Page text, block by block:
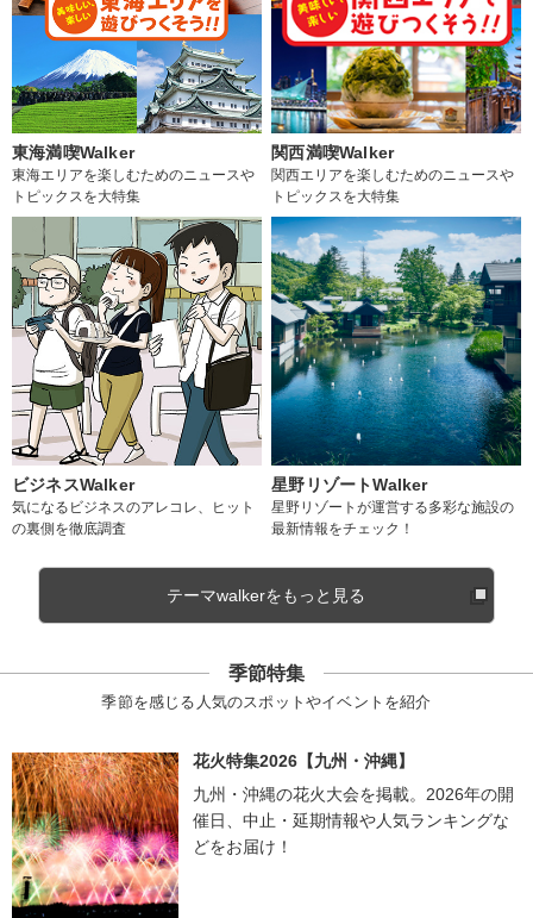
東海満喫Walker
東海エリアを楽しむためのニュースや
トピックスを大特集
関西満喫Walker
関西エリアを楽しむためのニュースや
トピックスを大特集
ビジネスWalker
気になるビジネスのアレコレ、ヒット
の裏側を徹底調査
星野リゾートWalker
星野リゾートが運営する多彩な施設の
最新情報をチェック！
テーマwalkerをもっと見る
季節特集
季節を感じる人気のスポットやイベントを紹介
花火特集2026【九州・沖縄】
九州・沖縄の花火大会を掲載。2026年の開
催日、中止・延期情報や人気ランキングな
どをお届け！